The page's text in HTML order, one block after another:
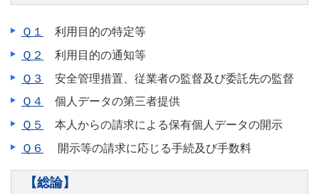
Ｑ１
利用目的の特定等
Ｑ２
利用目的の通知等
Ｑ３
安全管理措置、従業者の監督及び委託先の監督
Ｑ４
個人データの第三者提供
Ｑ５
本人からの請求による保有個人データの開示
Ｑ６
開示等の請求に応じる手続及び手数料
【総論】